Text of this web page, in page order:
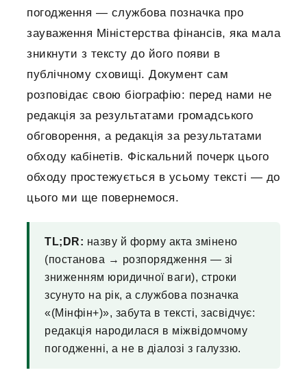
погодження — службова позначка про
зауваження Міністерства фінансів, яка мала
зникнути з тексту до його появи в
публічному сховищі. Документ сам
розповідає свою біографію: перед нами не
редакція за результатами громадського
обговорення, а редакція за результатами
обходу кабінетів. Фіскальний почерк цього
обходу простежується в усьому тексті — до
цього ми ще повернемося.
TL;DR: назву й форму акта змінено
(постанова → розпорядження — зі
зниженням юридичної ваги), строки
зсунуто на рік, а службова позначка
«(Мінфін+)», забута в тексті, засвідчує:
редакція народилася в міжвідомчому
погодженні, а не в діалозі з галуззю.